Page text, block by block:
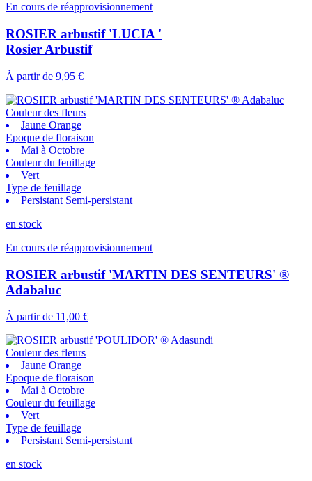
En cours de réapprovisionnement
ROSIER arbustif 'LUCIA '
Rosier Arbustif
À partir de 9,95 €
Couleur des fleurs
Jaune Orange
Epoque de floraison
Mai à Octobre
Couleur du feuillage
Vert
Type de feuillage
Persistant Semi-persistant
en stock
En cours de réapprovisionnement
ROSIER arbustif 'MARTIN DES SENTEURS' ®
Adabaluc
À partir de 11,00 €
Couleur des fleurs
Jaune Orange
Epoque de floraison
Mai à Octobre
Couleur du feuillage
Vert
Type de feuillage
Persistant Semi-persistant
en stock